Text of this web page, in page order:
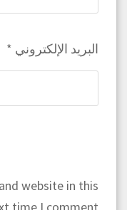
البريد الإلكتروني *
website in this
time I comment.